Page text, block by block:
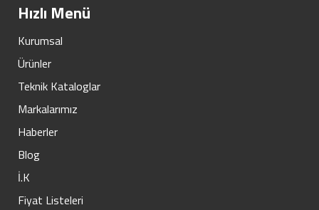
Hızlı Menü
Kurumsal
Ürünler
Teknik Kataloglar
Markalarımız
Haberler
Blog
İ.K
Fiyat Listeleri